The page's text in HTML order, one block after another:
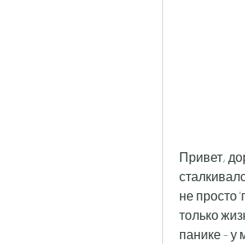
Привет,
не просто
только
панике - у